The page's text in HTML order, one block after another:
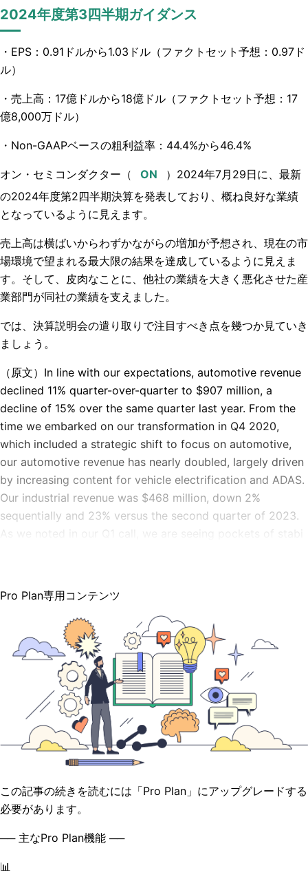
2024年度第3四半期ガイダンス
・EPS：0.91ドルから1.03ドル（ファクトセット予想：0.97ド
ル）
・売上高：17億ドルから18億ドル（ファクトセット予想：17
億8,000万ドル）
・Non-GAAPベースの粗利益率：44.4%から46.4%
オン・セミコンダクター （ ） 2024年7月29日に、最新
の2024年度第2四半期決算を発表しており、概ね良好な業績
となっているように見えます。
売上高は横ばいからわずかながらの増加が予想され、現在の市
場環境で望まれる最大限の結果を達成しているように見えま
す。そして、皮肉なことに、他社の業績を大きく悪化させた産
業部門が同社の業績を支えました。
では、決算説明会の遣り取りで注目すべき点を幾つか見ていき
ましょう。
（原文） In line with our expectations, automotive revenue
declined 11% quarter-over-quarter to $907 million, a
decline of 15% over the same quarter last year. From the
time we embarked on our transformation in Q4 2020,
which included a strategic shift to focus on automotive,
our automotive revenue has nearly doubled, largely driven
by increasing content for vehicle electrification and ADAS.
Our industrial revenue was $468 million, down 2%
sequentially and 23% versus the second quarter of 2023.
As we noted in our Q1 call, we are seeing pockets of stabi
Pro Plan専用コンテンツ
この記事の続きを読むには「Pro Plan」にアップグレードする
必要があります。
── 主なPro Plan機能 ──
📊